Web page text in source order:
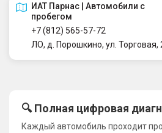
ИАТ Парнас | Автомобили с
пробегом
+7 (812) 565-57-72
ЛО, д. Порошкино, ул. Торговая,
🔍 Полная цифровая
Каждый автомобиль проходит